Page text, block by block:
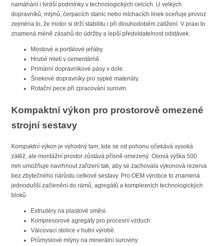
namáhání i tvrdší podmínky v technologických celcích. U velkých
dopravníků, mlýnů, čerpacích stanic nebo míchacích linek oceňuje provoz
zejména to, že motor si drží stabilitu i při dlouhodobém zatížení. V praxi to
znamená méně zásahů do údržby a lepší předvídatelnost odstávek.
Mostové a portálové jeřáby.
Hrubé mletí v cementárně.
Primární dopravníkové pásy v dole.
Šnekové dopravníky pro sypké materiály.
Rotační pece při zpracování surovin.
Kompaktní výkon pro prostorově omezené
strojní sestavy
Kompaktní výkon je výhodný tam, kde se od pohonu očekává vysoká
zátěž, ale montážní prostor zůstává přísně omezený. Osová výška 500
mm umožňuje navrhnout zařízení tak, aby se zachovala výkonová rezerva
bez zbytečného nárůstu celkové sestavy. Pro OEM výrobce to znamená
jednodušší začlenění do rámů, agregátů a komplexních technologických
bloků.
Extrudéry na plastové směsi.
Kompresorové agregáty pro procesní vzduch.
Válcovací stolice v hutní výrobě.
Průmyslové mlýny na minerální suroviny.